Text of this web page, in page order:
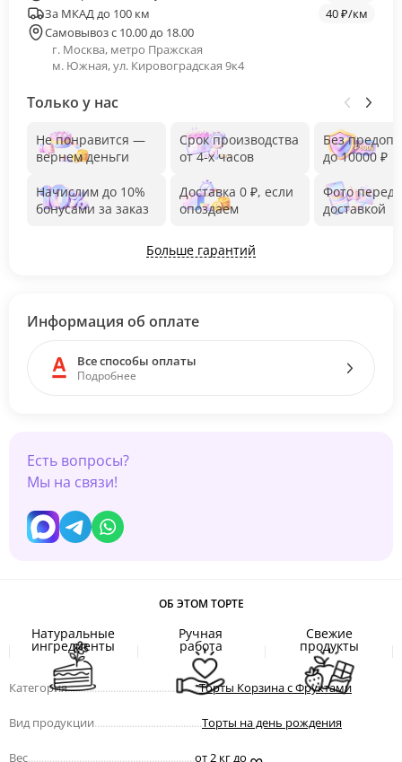
За МКАД до 100 км
40 ₽/км
Самовывоз с 10.00 до 18.00
г. Москва, метро Пражская
м. Южная, ул. Кировоградская 9к4
Только у нас
Не понравится —
вернем деньги
Начислим до 10%
бонусами за заказ
Срок производства
от 4-х часов
Доставка 0 ₽, если
опоздаем
Без
до 10000 ₽
Фото перед
доставкой
Больше гарантий
Информация об оплате
Все способы оплаты
Подробнее
Есть вопросы?
Мы на связи!
ОБ ЭТОМ ТОРТЕ
Натуральные
ингредиенты
Ручная
работа
Свежие
продукты
Категория.................................................Торты Корзина с Фруктами
Вид продукции Торты на день рождения
Вес от 2 кг до